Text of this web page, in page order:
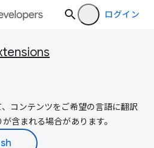
ログイン
コンテンツをご希望の言語に翻訳
含まれる場合があります。